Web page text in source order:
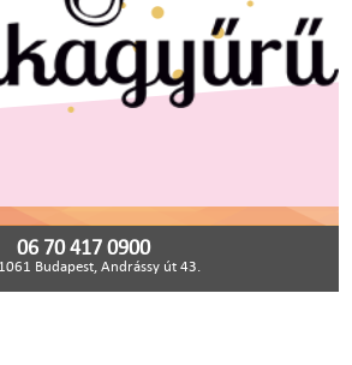
06 70 417 0900
Budapest, Andrássy út 43.